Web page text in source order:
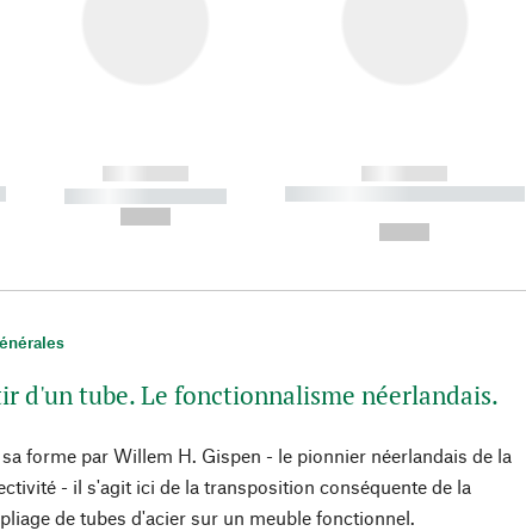
------------
----------- -----------
------------
----------- ----------- ----------
d'un tube. Le fonctionnalisme néerlandais.
forme par Willem H. Gispen - le pionnier néerlandais de la
- il s'agit ici de la transposition conséquente de la
de tubes d'acier sur un meuble fonctionnel.